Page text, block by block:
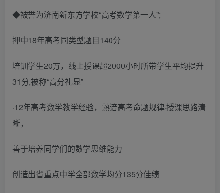
◆被誉为济南新东方学校“高考数学第一人”;
押中18年高考同类型题目140分
培训学生20万，线上授课超2000小时所带学生平均提升
31分,被称“高分礼显”
·12年高考数学教学经验，熟谙高考命题规律·授课思路清
晰，
善于培养同学们的数学思维能力
创造出省重点中学全部数学均分135分佳绩